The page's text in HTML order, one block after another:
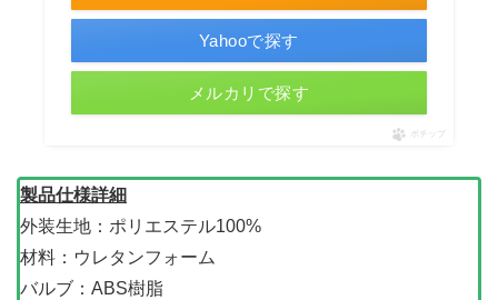
Yahooで探す
メルカリで探す
ポチップ
製品仕様詳細
外装生地：ポリエステル100%
材料：ウレタンフォーム
バルブ：ABS樹脂